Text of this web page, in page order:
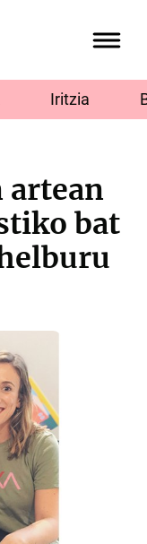
Iritzia
artean
bat